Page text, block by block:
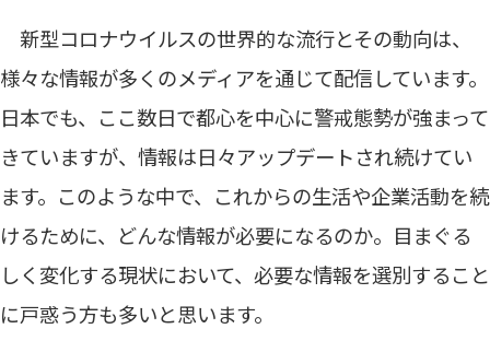
新型コロナウイルスの世界的な流行とその動向は、
様々な情報が多くのメディアを通じて配信しています。
日本でも、ここ数日で都心を中心に警戒態勢が強まって
きていますが、情報は日々アップデートされ続けてい
ます。このような中で、これからの生活や企業活動を続
けるために、どんな情報が必要になるのか。目まぐる
しく変化する現状において、必要な情報を選別すること
に戸惑う方も多いと思います。